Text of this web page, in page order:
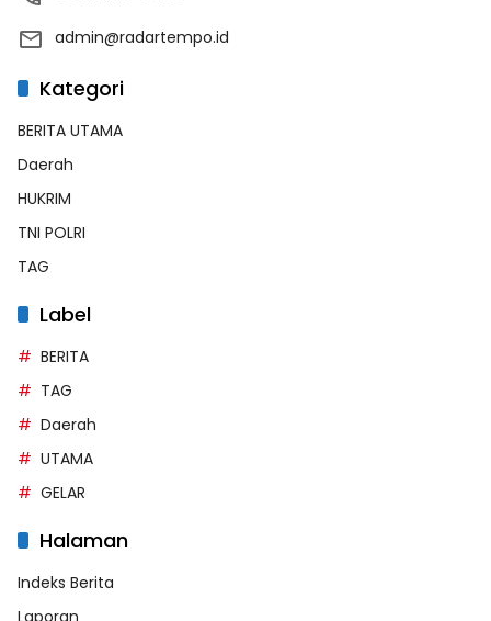
admin@radartempo.id
Kategori
BERITA UTAMA
Daerah
HUKRIM
TNI POLRI
TAG
Label
BERITA
TAG
Daerah
UTAMA
GELAR
Halaman
Indeks Berita